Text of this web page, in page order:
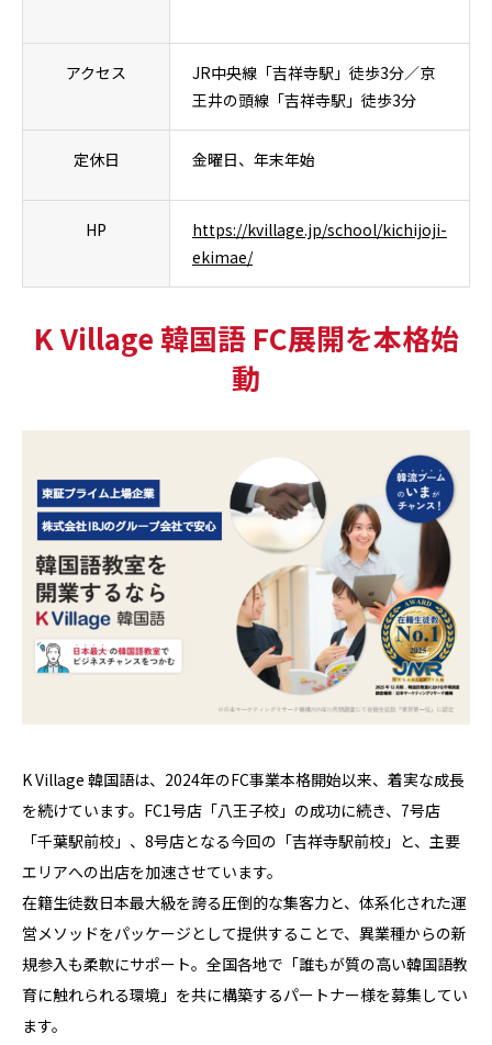
アクセス
JR中央線「吉祥寺駅」徒歩3分／京
王井の頭線「吉祥寺駅」徒歩3分
定休日 金曜日、年末年始
HP
https://kvillage.jp/school/kichijoji-
ekimae/
K Village 韓国語 FC展開を本格始
動
K Village 韓国語は、2024年のFC事業本格開始以来、着実な成長
を続けています。FC1号店「八王子校」の成功に続き、7号店
「千葉駅前校」、8号店となる今回の「吉祥寺駅前校」と、主要
エリアへの出店を加速させています。
在籍生徒数日本最大級を誇る圧倒的な集客力と、体系化された運
営メソッドをパッケージとして提供することで、異業種からの新
規参入も柔軟にサポート。全国各地で「誰もが質の高い韓国語教
育に触れられる環境」を共に構築するパートナー様を募集してい
ます。